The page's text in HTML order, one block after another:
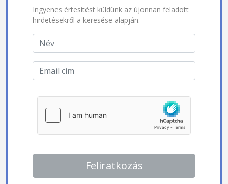
Ingyenes értesítést küldünk az újonnan feladott
hirdetésekről a keresése alapján.
Feliratkozás